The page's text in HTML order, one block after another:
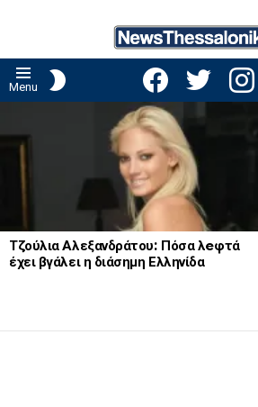
Menu
facebooktwitter
Τζούλια Αλεξανδράτου: Πόσα λeφτά
έχει βγάλει η διάσημη Ελληνίδα